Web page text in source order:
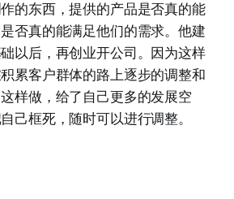
的东西，提供的产品是否真的能
否真的能满足他们的需求。他建
以后，再创业开公司。因为这样
累客户群体的路上逐步的调整和
样做，给了自己更多的发展空
己框死，随时可以进行调整。